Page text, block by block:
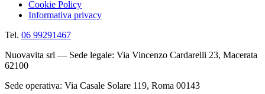
Cookie Policy
Informativa privacy
Tel. 06 99291467
Nuovavita srl — Sede legale: Via Vincenzo Cardarelli 23, Macerata
62100
Sede operativa: Via Casale Solare 119, Roma 00143